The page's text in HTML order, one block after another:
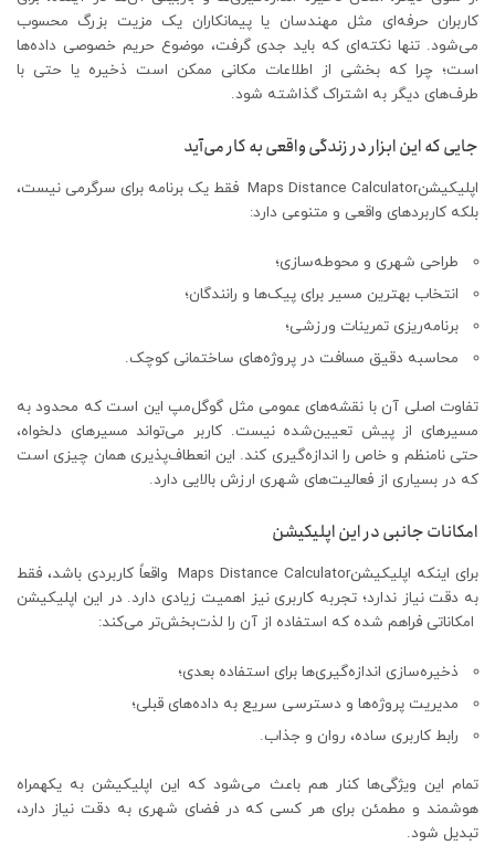
کاربران حرفه‌ای مثل مهندسان یا پیمانکاران یک مزیت بزرگ محسوب
می‌شود. تنها نکته‌ای که باید جدی گرفت، موضوع حریم خصوصی داده‌ها
است؛ چرا که بخشی از اطلاعات مکانی ممکن است ذخیره یا حتی با
طرف‌های دیگر به اشتراک گذاشته شود.
جایی که این ابزار در زندگی واقعی به کار می‌آید
اپلیکیشنMaps Distance Calculator فقط یک برنامه برای سرگرمی نیست،
بلکه کاربردهای واقعی و متنوعی دارد:
طراحی شهری و محوطه‌سازی؛
انتخاب بهترین مسیر برای پیک‌ها و رانندگان؛
برنامه‌ریزی تمرینات ورزشی؛
محاسبه دقیق مسافت در پروژه‌های ساختمانی کوچک.
تفاوت اصلی آن با نقشه‌های عمومی مثل گوگل‌مپ این است که محدود به
مسیرهای از پیش تعیین‌شده نیست. کاربر می‌تواند مسیرهای دلخواه،
حتی نامنظم و خاص را اندازه‌گیری کند. این انعطاف‌پذیری همان چیزی است
که در بسیاری از فعالیت‌های شهری ارزش بالایی دارد.
امکانات جانبی در این اپلیکیشن
برای اینکه اپلیکیشنMaps Distance Calculator واقعاً کاربردی باشد، فقط
به دقت نیاز ندارد؛ تجربه کاربری نیز اهمیت زیادی دارد. در این اپلیکیشن
امکاناتی فراهم شده که استفاده از آن را لذت‌بخش‌تر می‌کند:
ذخیره‌سازی اندازه‌گیری‌ها برای استفاده بعدی؛
مدیریت پروژه‌ها و دسترسی سریع به داده‌های قبلی؛
رابط کاربری ساده، روان و جذاب.
تمام این ویژگی‌ها کنار هم باعث می‌شود که این اپلیکیشن به یکهمراه
هوشمند و مطمئن برای هر کسی که در فضای شهری به دقت نیاز دارد،
تبدیل شود.